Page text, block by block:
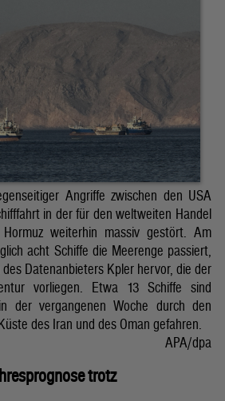
Angriffe zwischen den USA
in der für den weltweiten Handel
weiterhin massiv gestört. Am
acht Schiffe die Meerenge passiert,
Datenanbieters Kpler hervor, die der
vorliegen. Etwa 13 Schiffe sind
der vergangenen Woche durch den
des Iran und des Oman gefahren.
APA/dpa
trotz